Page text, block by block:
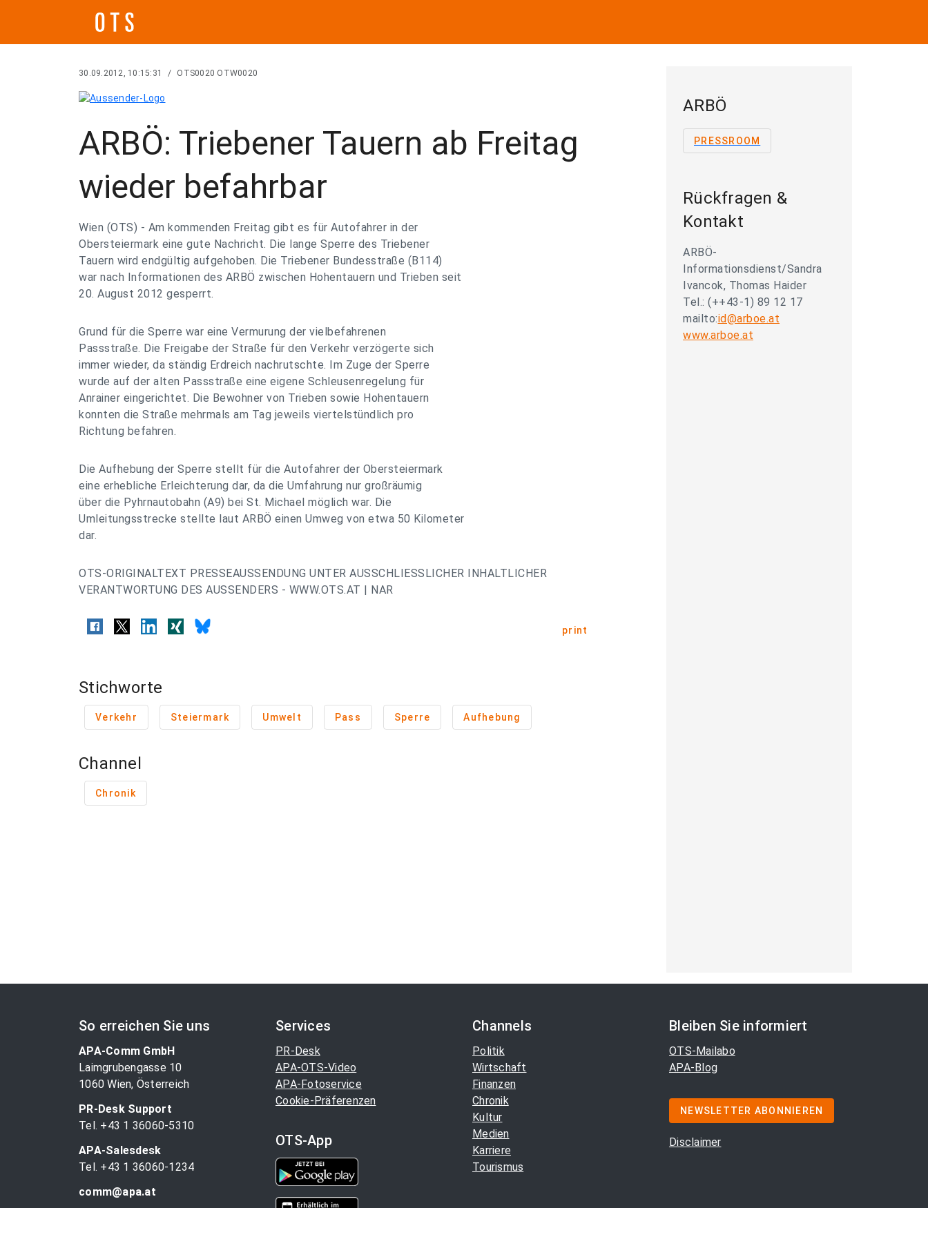
30.09.2012, 10:15:31 / OTS0020 OTW0020
ARBÖ: Triebener Tauern ab Freitag
wieder befahrbar
Wien (OTS) - Am kommenden Freitag gibt es für Autofahrer in der
Obersteiermark eine gute Nachricht. Die lange Sperre des Triebener
Tauern wird endgültig aufgehoben. Die Triebener Bundesstraße (B114)
war nach Informationen des ARBÖ zwischen Hohentauern und Trieben seit
20. August 2012 gesperrt.
Grund für die Sperre war eine Vermurung der vielbefahrenen
Passstraße. Die Freigabe der Straße für den Verkehr verzögerte sich
immer wieder, da ständig Erdreich nachrutschte. Im Zuge der Sperre
wurde auf der alten Passstraße eine eigene Schleusenregelung für
Anrainer eingerichtet. Die Bewohner von Trieben sowie Hohentauern
konnten die Straße mehrmals am Tag jeweils viertelstündlich pro
Richtung befahren.
Die Aufhebung der Sperre stellt für die Autofahrer der Obersteiermark
eine erhebliche Erleichterung dar, da die Umfahrung nur großräumig
über die Pyhrnautobahn (A9) bei St. Michael möglich war. Die
Umleitungsstrecke stellte laut ARBÖ einen Umweg von etwa 50 Kilometer
dar.
OTS-ORIGINALTEXT PRESSEAUSSENDUNG UNTER AUSSCHLIESSLICHER INHALTLICHER
VERANTWORTUNG DES AUSSENDERS - WWW.OTS.AT | NAR
print
Stichworte
Verkehr Steiermark Umwelt Pass Sperre Aufhebung
Channel
Chronik
ARBÖ
PRESSROOM
Rückfragen &
Kontakt
ARBÖ-
Informationsdienst/Sandra
Ivancok, Thomas Haider
Tel.: (++43-1) 89 12 17
mailto:id@arboe.at
www.arboe.at
So erreichen Sie uns
APA-Comm GmbH
Laimgrubengasse 10
1060 Wien, Österreich
PR-Desk Support
Tel. +43 1 36060-5310
APA-Salesdesk
Tel. +43 1 36060-1234
comm@apa.at
Services
PR-Desk
APA-OTS-Video
APA-Fotoservice
Cookie-Präferenzen
OTS-App
Channels
Politik
Wirtschaft
Finanzen
Chronik
Kultur
Medien
Karriere
Tourismus
Bleiben Sie informiert
OTS-Mailabo
APA-Blog
NEWSLETTER ABONNIEREN
Disclaimer